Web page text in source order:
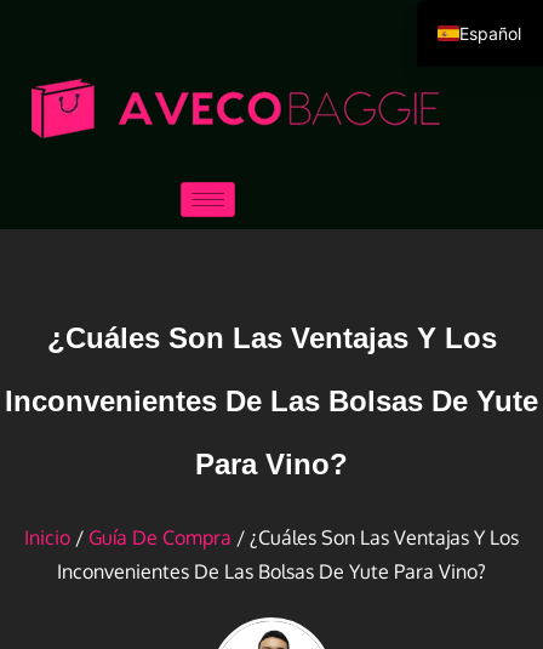
¿Cuáles Son Las Ventajas Y Los
Inconvenientes De Las Bolsas De Yute
Para Vino?
Inicio / Guía De Compra / ¿Cuáles Son Las Ventajas Y Los
Inconvenientes De Las Bolsas De Yute Para Vino?
Español
العربية
日本語
한국어